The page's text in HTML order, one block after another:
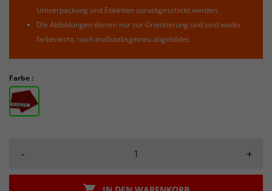
Umverpackung und Etiketten zurückgeschickt werden.
Die Abbildungen dienen nur zur Orientierung und sind weder
farbenecht, noch maßstabsgetreu abgebildet.
Farbe :
- +